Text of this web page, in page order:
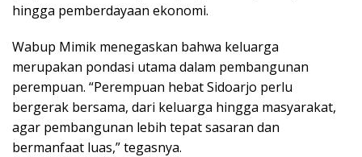
hingga pemberdayaan ekonomi.
Wabup Mimik menegaskan bahwa keluarga
merupakan pondasi utama dalam pembangunan
perempuan. “Perempuan hebat Sidoarjo perlu
bergerak bersama, dari keluarga hingga masyarakat,
agar pembangunan lebih tepat sasaran dan
bermanfaat luas,” tegasnya.